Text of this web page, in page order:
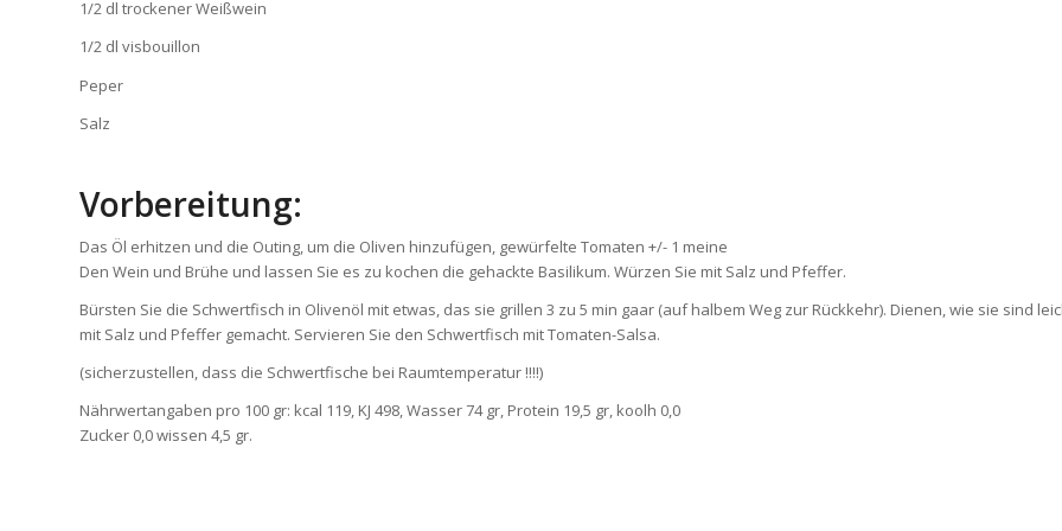
1/2 dl trockener Weißwein
1/2 dl visbouillon
Peper
Salz
Vorbereitung:
Das Öl erhitzen und die Outing, um die Oliven hinzufügen, gewürfelte Tomaten +/- 1 meine
Den Wein und Brühe und lassen Sie es zu kochen die gehackte Basilikum. Würzen Sie mit Salz und Pfeffer.
Bürsten Sie die Schwertfisch in Olivenöl mit etwas, das sie grillen 3 zu 5 min gaar (auf halbem Weg zur Rückkehr). Dienen, wie sie sind
mit Salz und Pfeffer gemacht. Servieren Sie den Schwertfisch mit Tomaten-Salsa.
(sicherzustellen, dass die Schwertfische bei Raumtemperatur !!!!)
Nährwertangaben pro 100 gr: kcal 119, KJ 498, Wasser 74 gr, Protein 19,5 gr, koolh 0,0
Zucker 0,0 wissen 4,5 gr.